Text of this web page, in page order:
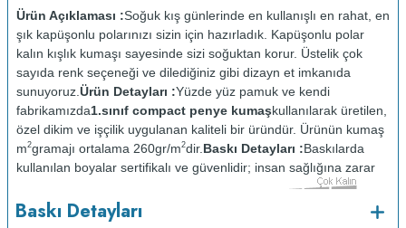
Ürün Açıklaması :Soğuk kış günlerinde en kullanışlı en rahat, en
şık kapüşonlu polarınızı sizin için hazırladık. Kapüşonlu polar
kalın kışlık kumaşı sayesinde sizi soğuktan korur. Üstelik çok
sayıda renk seçeneği ve dilediğiniz gibi dizayn et imkanıda
sunuyoruz. Ürün Detayları :Yüzde yüz pamuk ve kendi
fabrikamızda1.sınıf compact penye kumaşkullanılarak üretilen,
özel dikim ve işçilik uygulanan kaliteli bir üründür. Ürünün kumaş
m2gramajı ortalama 260gr/m2dir. Baskı Detayları :Baskılarda
kullanılan boyalar sertifikalı ve güvenlidir; insan sağlığına zarar
vermez.
Kumaş Kalınlığı :
Bakım : Kısa programda maksimum 30
Baskı Detayları